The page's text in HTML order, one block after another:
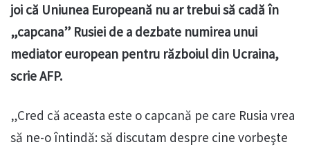
joi că Uniunea Europeană nu ar trebui să cadă în
„capcana” Rusiei de a dezbate numirea unui
mediator european pentru războiul din Ucraina,
scrie AFP.
„Cred că aceasta este o capcană pe care Rusia vrea
să ne-o întindă: să discutam despre cine vorbeşte